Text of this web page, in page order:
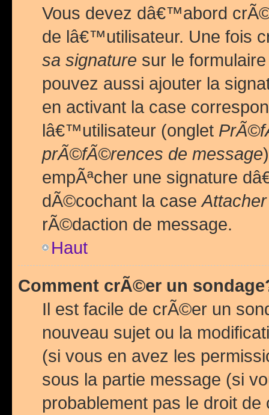
Vous devez dâ€™abord
de lâ€™utilisateur. Une fois
sa signature sur le
pouvez aussi ajouter la
en activant la case
lâ€™utilisateur (onglet
prÃ©fÃ©rences de message
empÃªcher une signature
dÃ©cochant la case
rÃ©daction de message.
Haut
Comment crÃ©er un
Il est facile de crÃ©er un
nouveau sujet ou la
(si vous en avez les
sous la partie message (si
probablement pas le droit